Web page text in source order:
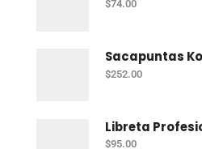
$74.00
$252.00
$95.00